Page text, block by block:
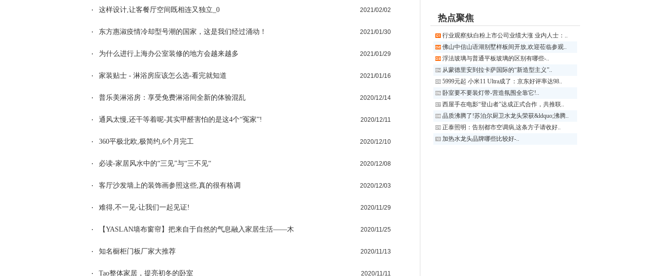
这样设计,让客餐厅空间既相连又独立_0 2021/02/02
东方惠淑疫情冷却型号潮的国家，这是我们经过涌动！ 2021/01/30
为什么进行上海办公室装修的地方会越来越多 2021/01/29
家装贴士 - 淋浴房应该怎么选-看完就知道 2021/01/16
普乐美淋浴房：享受免费淋浴间全新的体验混乱 2020/12/14
通风太慢,还干等着呢-其实甲醛害怕的是这4个“冤家”! 2020/12/11
360平极北欧,极简约,6个月完工 2020/12/10
必读-家居风水中的“三见”与“三不见“ 2020/12/08
客厅沙发墙上的装饰画参照这些,真的很有格调 2020/12/03
难得,不一见-让我们一起见证! 2020/11/29
【YASLAN墙布窗帘】把来自于自然的气息融入家居生活——木 2020/11/25
知名橱柜门板厂家大推荐 2020/11/13
Tao整体家居，提亮初冬的卧室 2020/11/11
热点聚焦
行业观察|钛白粉上市公司业绩大涨 业内人士：..
佛山中信山语湖别墅样板间开放,欢迎莅临参观..
浮法玻璃与普通平板玻璃的区别有哪些-..
从蒙德里安到拉卡萨国际的“新造型主义”..
5999元起 小米11 Ultra成了：京东好评率达98..
卧室要不要装灯带-营造氛围全靠它!..
西屋手在电影“登山者”达成正式合作，共推联..
品质沸腾了!苏泊尔厨卫水龙头荣获&ldquo;沸腾..
正泰照明：告别都市空调病,这条方子请收好..
加热水龙头品牌哪些比较好-..